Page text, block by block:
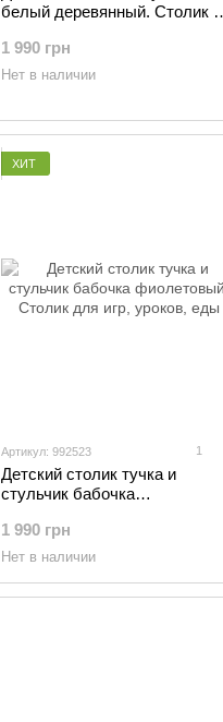
белый деревянный. Столик с
учобы, Белый
1 990 грн
Нет в наличии
ХИТ
Артикул: 992523 1
Детский столик тучка и
стульчик бабочка
уроков, еды, фиолетовый
1 990 грн
Нет в наличии